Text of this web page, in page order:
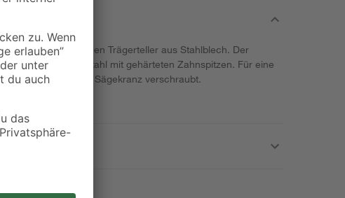
verfügt über einen Trägerteller aus Stahlblech. Der
aus Wolframstahl mit gehärteten Zahnspitzen. Für eine
fest mit dem Sägekranz verschraubt.